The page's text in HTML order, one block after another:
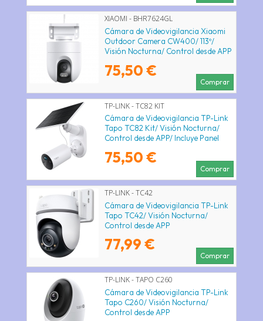
XIAOMI - BHR7624GL
Cámara de Videovigilancia Xiaomi
Outdoor Camera CW400/ 113º/
Visión Nocturna/ Control desde APP
75,50 €
Comprar
TP-LINK - TC82 KIT
Cámara de Videovigilancia TP-Link
Tapo TC82 Kit/ Visión Nocturna/
Control desde APP/ Incluye Panel
75,50 €
Comprar
TP-LINK - TC42
Cámara de Videovigilancia TP-Link
Tapo TC42/ Visión Nocturna/
Control desde APP
77,99 €
Comprar
TP-LINK - TAPO C260
Cámara de Videovigilancia TP-Link
Tapo C260/ Visión Nocturna/
Control desde APP